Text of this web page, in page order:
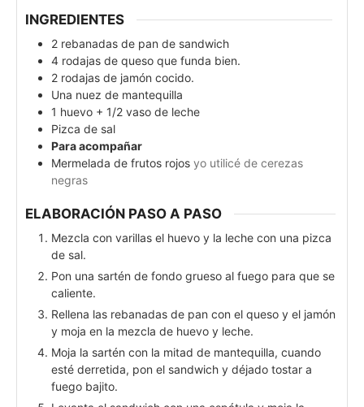
INGREDIENTES
2 rebanadas de pan de sandwich
4 rodajas de queso que funda bien.
2 rodajas de jamón cocido.
Una nuez de mantequilla
1 huevo + 1/2 vaso de leche
Pizca de sal
Para acompañar
Mermelada de frutos rojos yo utilicé de cerezas
negras
ELABORACIÓN PASO A PASO
Mezcla con varillas el huevo y la leche con una pizca
de sal.
Pon una sartén de fondo grueso al fuego para que se
caliente.
Rellena las rebanadas de pan con el queso y el jamón
y moja en la mezcla de huevo y leche.
Moja la sartén con la mitad de mantequilla, cuando
esté derretida, pon el sandwich y déjado tostar a
fuego bajito.